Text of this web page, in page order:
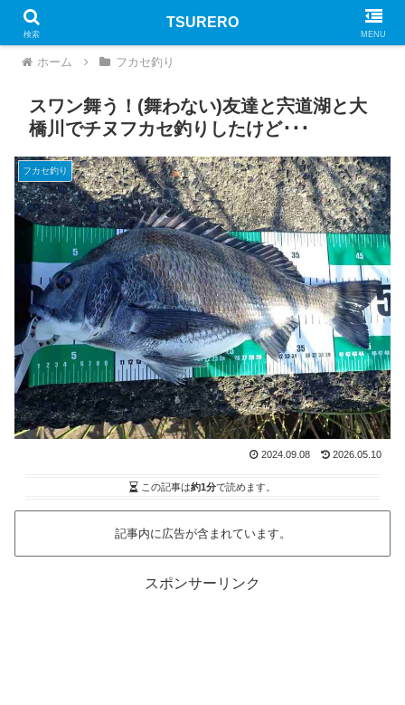
PR
ホーム フカセ釣り
スワン舞う！(舞わない)友達と宍道湖と大
橋川でチヌフカセ釣りしたけど･･･
フカセ釣り
2024.09.08 2026.05.10
この記事は約1分で読めます。
記事内に広告が含まれています。
スポンサーリンク
検索
TSURERO
MENU